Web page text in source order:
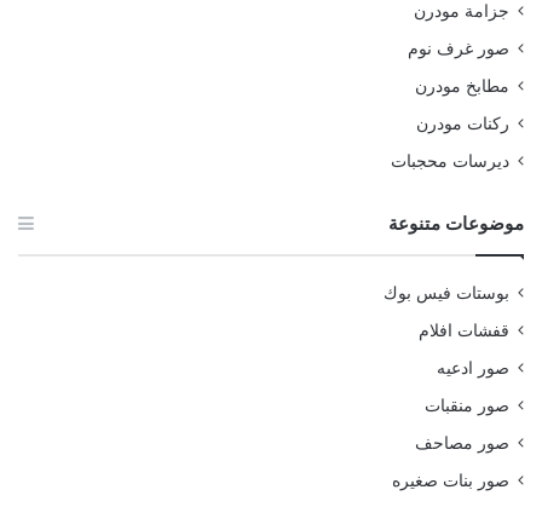
جزامة مودرن
صور غرف نوم
مطابخ مودرن
ركنات مودرن
ديرسات محجبات
موضوعات متنوعة
بوستات فيس بوك
قفشات افلام
صور ادعيه
صور منقبات
صور مصاحف
صور بنات صغيره